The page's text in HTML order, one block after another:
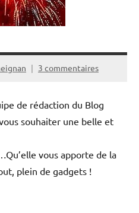
3 commentaires
de rédaction du Blog
souhaiter une belle et
vous apporte de la
plein de gadgets !